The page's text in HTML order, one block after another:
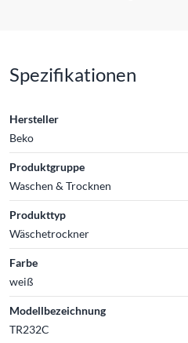
Spezifikationen
Hersteller
Beko
Produktgruppe
Waschen & Trocknen
Produkttyp
Wäschetrockner
Farbe
weiß
Modellbezeichnung
TR232C